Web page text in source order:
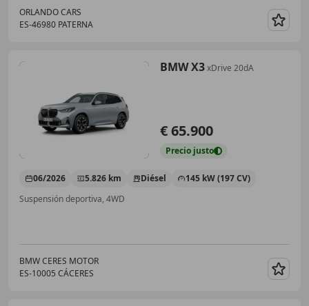
ORLANDO CARS
ES-46980 PATERNA
BMW X3xDrive 20dA
€ 65.900
Precio justo
06/2026 5.826 km Diésel
145 kW (197 CV)
Suspensión deportiva, 4WD
BMW CERES MOTOR
ES-10005 CÁCERES